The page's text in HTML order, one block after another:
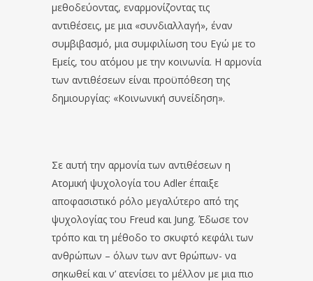
μεθοδεύοντας, εναρμονίζοντας τις
αντιθέσεις, με μια «συνδιαλλαγή», έναν
συμβιβασμό, μια συμφιλίωση του Εγώ με το
Εμείς, του ατόμου με την κοινωνία. Η αρμονία
των αντιθέσεων είναι προϋπόθεση της
δημιουργίας: «Κοινωνική συνείδηση».
Σε αυτή την αρμονία των αντιθέσεων η
Ατομική ψυχολογία του Adler έπαιξε
αποφασιστικό ρόλο μεγαλύτερο από της
ψυχολογίας του Freud και Jung. Έδωσε τον
τρόπο και τη μέθοδο το σκυφτό κεφάλι των
ανθρώπων – όλων των αντ θρώπων- να
σηκωθεί και ν’ ατενίσει το μέλλον με μια πιο